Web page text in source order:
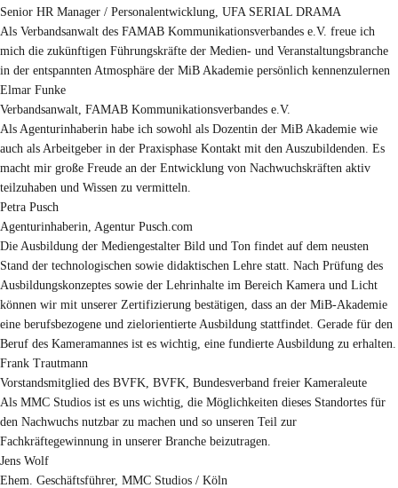
Senior HR Manager / Personalentwicklung UFA SERIAL DRAMA
Als Verbandsanwalt des FAMAB Kommunikationsverbandes e.V. freue ich
mich die zukünftigen Führungskräfte der Medien- und Veranstaltungsbranche
in der entspannten Atmosphäre der MiB Akademie persönlich kennenzulernen
Elmar Funke
Verbandsanwalt FAMAB Kommunikationsverbandes e.V.
Als Agenturinhaberin habe ich sowohl als Dozentin der MiB Akademie wie
auch als Arbeitgeber in der Praxisphase Kontakt mit den Auszubildenden. Es
macht mir große Freude an der Entwicklung von Nachwuchskräften aktiv
teilzuhaben und Wissen zu vermitteln.
Petra Pusch
Agenturinhaberin Agentur Pusch.com
Die Ausbildung der Mediengestalter Bild und Ton findet auf dem neusten
Stand der technologischen sowie didaktischen Lehre statt. Nach Prüfung des
Ausbildungskonzeptes sowie der Lehrinhalte im Bereich Kamera und Licht
können wir mit unserer Zertifizierung bestätigen, dass an der MiB-Akademie
eine berufsbezogene und zielorientierte Ausbildung stattfindet. Gerade für den
Beruf des Kameramannes ist es wichtig, eine fundierte Ausbildung zu erhalten.
Frank Trautmann
Vorstandsmitglied des BVFK BVFK, Bundesverband freier Kameraleute
Als MMC Studios ist es uns wichtig, die Möglichkeiten dieses Standortes für
den Nachwuchs nutzbar zu machen und so unseren Teil zur
Fachkräftegewinnung in unserer Branche beizutragen.
Jens Wolf
Ehem. Geschäftsführer, MMC Studios / Köln